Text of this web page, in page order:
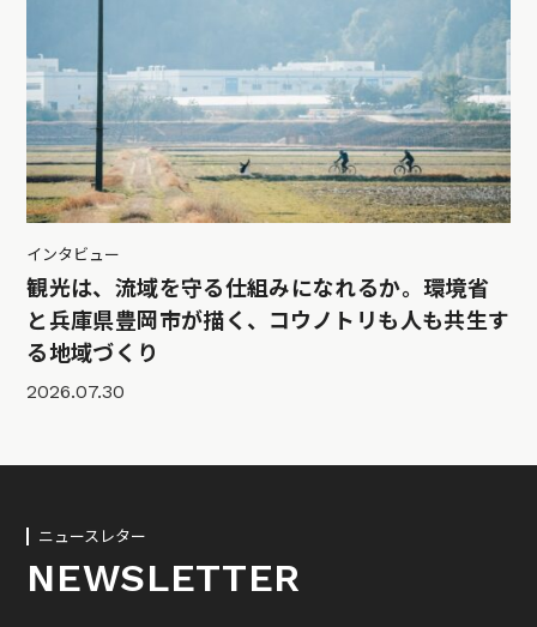
インタビュー
観光は、流域を守る仕組みになれるか。環境省
と兵庫県豊岡市が描く、コウノトリも人も共生す
る地域づくり
2026.07.30
ニュースレター
NEWSLETTER